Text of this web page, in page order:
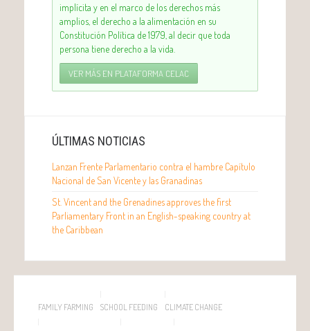
implícita y en el marco de los derechos más
amplios, el derecho a la alimentación en su
Constitución Política de 1979, al decir que toda
persona tiene derecho a la vida.
VER MÁS EN PLATAFORMA CELAC
ÚLTIMAS NOTICIAS
Lanzan Frente Parlamentario contra el hambre Capítulo
Nacional de San Vicente y las Granadinas
St. Vincent and the Grenadines approves the first
Parliamentary Front in an English-speaking country at
the Caribbean
FAMILY FARMING SCHOOL FEEDING CLIMATE CHANGE